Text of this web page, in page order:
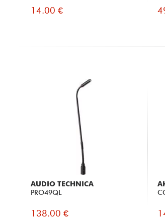
14.00 €
AUDIO TECHNICA
PRO49QL
138.00 €